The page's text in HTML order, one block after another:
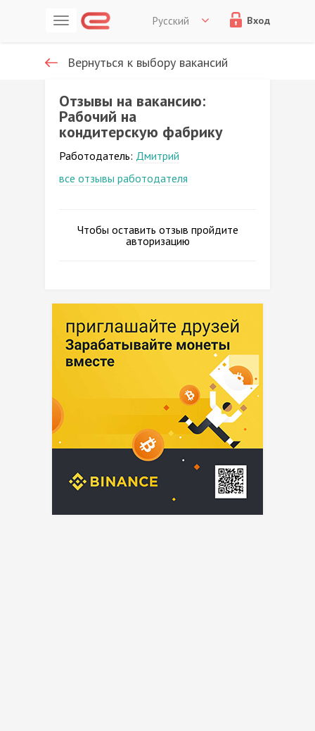
Вход
Русский
Вернуться к выбору вакансий
Отзывы на вакансию:
Рабочий на
кондитерскую фабрику
Работодатель: Дмитрий
все отзывы работодателя
Чтобы оставить отзыв пройдите
авторизацию